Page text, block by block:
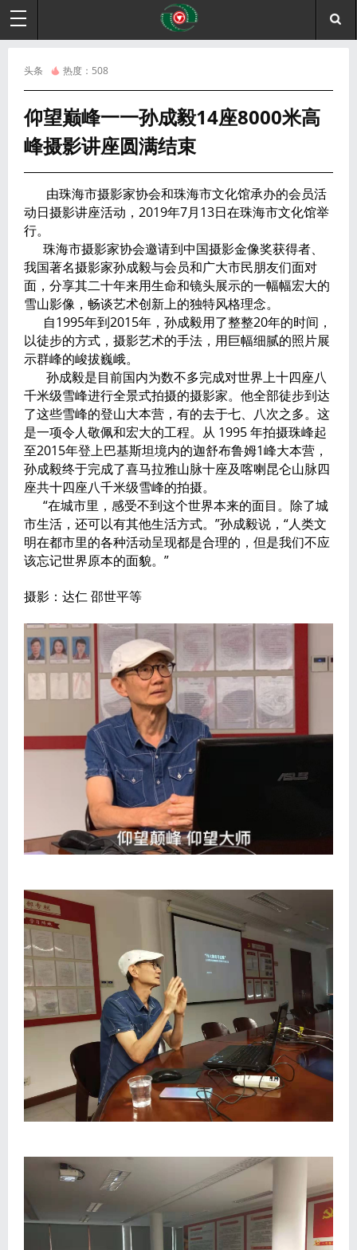
头条 热度： 508
仰望巅峰一一孙成毅14座8000米高
峰摄影讲座圆满结束
由珠海市摄影家协会和珠海市文化馆承办的会员活
动日摄影讲座活动，2019年7月13日在珠海市文化馆举
行。
珠海市摄影家协会邀请到中国摄影金像奖获得者、
我国著名摄影家孙成毅与会员和广大市民朋友们面对
面，分享其二十年来用生命和镜头展示的一幅幅宏大的
雪山影像，畅谈艺术创新上的独特风格理念。
自1995年到2015年，孙成毅用了整整20年的时间，
以徒步的方式，摄影艺术的手法，用巨幅细腻的照片展
示群峰的峻拔巍峨。
孙成毅是目前国内为数不多完成对世界上十四座八
千米级雪峰进行全景式拍摄的摄影家。他全部徒步到达
了这些雪峰的登山大本营，有的去于七、八次之多。这
是一项令人敬佩和宏大的工程。从 1995 年拍摄珠峰起
至2015年登上巴基斯坦境内的迦舒布鲁姆1峰大本营，
孙成毅终于完成了喜马拉雅山脉十座及喀喇昆仑山脉四
座共十四座八千米级雪峰的拍摄。
“在城市里，感受不到这个世界本来的面目。除了城
市生活，还可以有其他生活方式。”孙成毅说，“人类文
明在都市里的各种活动呈现都是合理的，但是我们不应
该忘记世界原本的面貌。”
摄影：达仁 邵世平等